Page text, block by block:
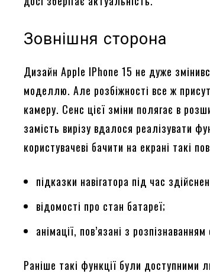
Зовнішня сторона
Дизайн Apple IPhone 15 не дуже
моделлю. Але розбіжності все ж
камеру. Сенс цієї зміни полягає в
замість вирізу вдалося реалізувати
користувачеві бачити на екрані такі
підказки навігатора під час
відомості про стан батареї;
анімації, пов’язані з
Раніше такі функції були